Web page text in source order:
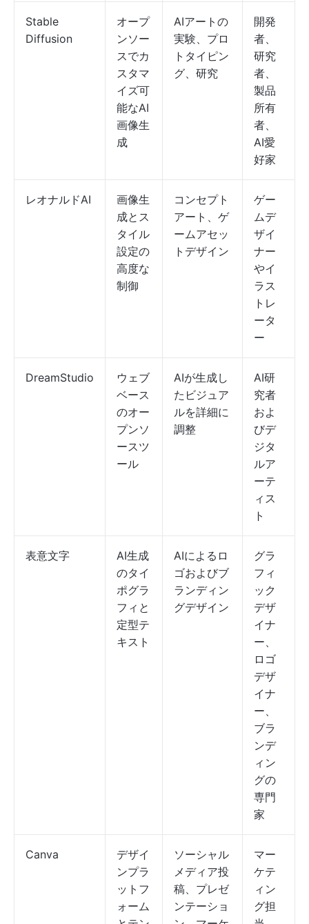
Stable
Diffusion
オープ
ンソー
スでカ
スタマ
イズ可
能なAI
画像生
成
AIアートの
実験、プロ
トタイピン
グ、研究
開発
者、
研究
者、
製品
所有
者、
AI愛
好家
レオナルドAI
画像生
成とス
タイル
設定の
高度な
制御
コンセプト
アート、ゲ
ームアセッ
トデザイン
ゲー
ムデ
ザイ
ナー
やイ
ラス
トレ
ータ
ー
DreamStudio
ウェブ
ベース
のオー
プンソ
ースツ
ール
AIが生成し
たビジュア
ルを詳細に
調整
AI研
究者
およ
びデ
ジタ
ルア
ーテ
ィス
ト
表意文字
AI生成
のタイ
ポグラ
フィと
定型テ
キスト
AIによるロ
ゴおよびブ
ランディン
グデザイン
グラ
フィ
ック
デザ
イナ
ー、
ロゴ
デザ
イナ
ー、
ブラ
ンデ
ィン
グの
専門
家
Canva
デザイ
ンプラ
ットフ
ォーム
ソーシャル
メディア投
稿、プレゼ
ンテーショ
マー
ケテ
ィン
グ担